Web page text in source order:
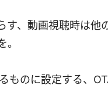
す、動画視聴時は他
ものに設定する、